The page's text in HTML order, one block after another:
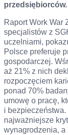
przedsiębiorców.
Raport Work War
specjalistów z
uczelniami,
Polsce preferuje
gospodarczej.
aż 21% z nich
rozpoczęciem
ponad 70%
umowę o pracę,
i
najważniejsze
wynagrodzenia, a